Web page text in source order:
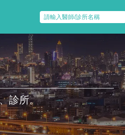
診所。